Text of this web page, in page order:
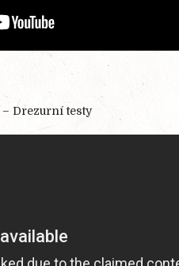
– Drezurní testy